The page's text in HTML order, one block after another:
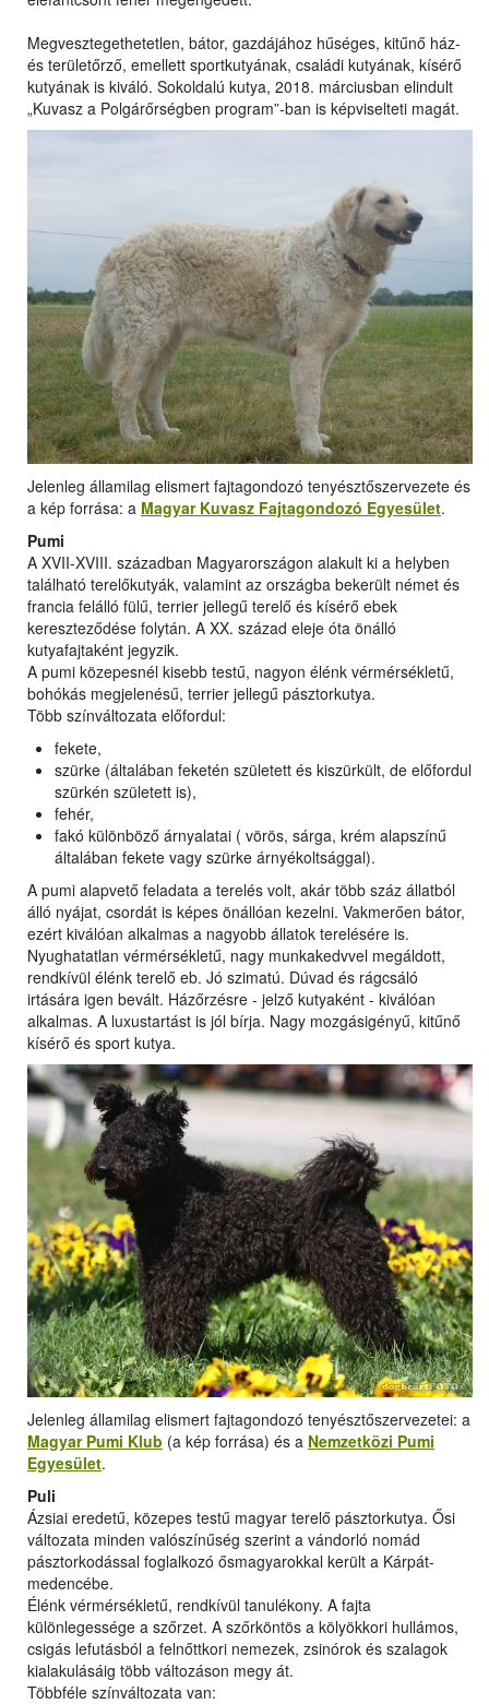
Megvesztegethetetlen, bátor, gazdájához hűséges, kitűnő ház-
és területőrző, emellett sportkutyának, családi kutyának, kísérő
kutyának is kiváló. Sokoldalú kutya, 2018. márciusban elindult
„Kuvasz a Polgárőrségben program”-ban is képviselteti magát.
Jelenleg államilag elismert fajtagondozó tenyésztőszervezete és
a kép forrása: a Magyar Kuvasz Fajtagondozó Egyesület.
Pumi
A XVII-XVIII. században Magyarországon alakult ki a helyben
található terelőkutyák, valamint az országba bekerült német és
francia felálló fülű, terrier jellegű terelő és kísérő ebek
kereszteződése folytán. A XX. század eleje óta önálló
kutyafajtaként jegyzik.
A pumi közepesnél kisebb testű, nagyon élénk vérmérsékletű,
bohókás megjelenésű, terrier jellegű pásztorkutya.
Több színváltozata előfordul:
fekete,
szürke (általában feketén született és kiszürkült, de előfordul
szürkén született is),
fehér,
fakó különböző árnyalatai ( vörös, sárga, krém alapszínű
általában fekete vagy szürke árnyékoltsággal).
A pumi alapvető feladata a terelés volt, akár több száz állatból
álló nyájat, csordát is képes önállóan kezelni. Vakmerően bátor,
ezért kiválóan alkalmas a nagyobb állatok terelésére is.
Nyughatatlan vérmérsékletű, nagy munkakedvvel megáldott,
rendkívül élénk terelő eb. Jó szimatú. Dúvad és rágcsáló
irtására igen bevált. Házőrzésre - jelző kutyaként - kiválóan
alkalmas. A luxustartást is jól bírja. Nagy mozgásigényű, kitűnő
kísérő és sport kutya.
Jelenleg államilag elismert fajtagondozó tenyésztőszervezetei: a
Magyar Pumi Klub (a kép forrása) és a Nemzetközi Pumi
Egyesület.
Puli
Ázsiai eredetű, közepes testű magyar terelő pásztorkutya. Ősi
változata minden valószínűség szerint a vándorló nomád
pásztorkodással foglalkozó ősmagyarokkal került a Kárpát-
medencébe.
Élénk vérmérsékletű, rendkívül tanulékony. A fajta
különlegessége a szőrzet. A szőrköntös a kölyökkori hullámos,
csigás lefutásból a felnőttkori nemezek, zsinórok és szalagok
kialakulásáig több változáson megy át.
Többféle színváltozata van: